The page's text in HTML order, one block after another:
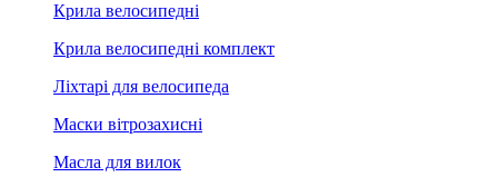
Крила велосипедні
Крила велосипедні комплект
Ліхтарі для велосипеда
Маски вітрозахисні
Масла для вилок